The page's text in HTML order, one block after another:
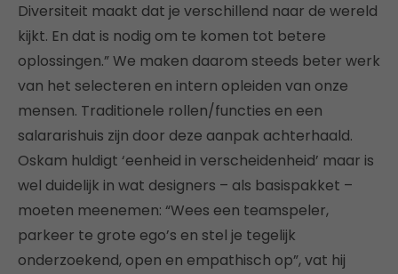
Diversiteit maakt dat je verschillend naar de wereld
kijkt. En dat is nodig om te komen tot betere
oplossingen.” We maken daarom steeds beter werk
van het selecteren en intern opleiden van onze
mensen. Traditionele rollen/functies en een
salararishuis zijn door deze aanpak achterhaald.
Oskam huldigt ‘eenheid in verscheidenheid’ maar is
wel duidelijk in wat designers – als basispakket –
moeten meenemen: “Wees een teamspeler,
parkeer te grote ego’s en stel je tegelijk
onderzoekend, open en empathisch op”, vat hij